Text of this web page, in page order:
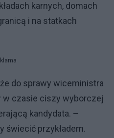
karnych, domach
i na statkach
do sprawy wiceministra
w czasie ciszy wyborczej
kandydata. –
świecić przykładem.